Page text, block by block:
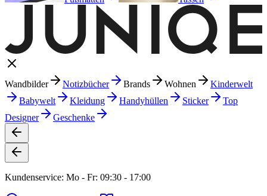
Wandbilder Notizbücher Brands Wohnen
Kinderwelt
Babywelt
Kleidung Handyhüllen Sticker
Top
Designer
Geschenke
Kundenservice: Mo - Fr: 09:30 - 17:00